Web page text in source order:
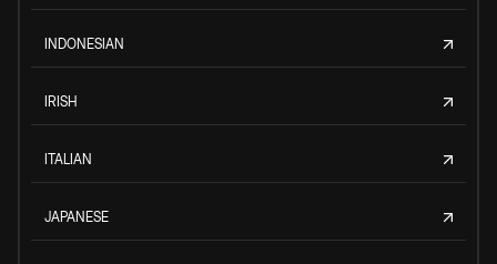
INDONESIAN
IRISH
ITALIAN
JAPANESE